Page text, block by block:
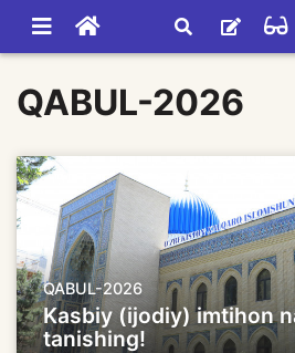
QABUL-2026
QABUL-2026
Kasbiy (ijodiy) imtihon
tanishing!